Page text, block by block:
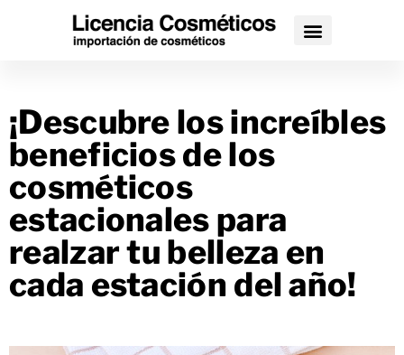
¡Descubre los increíbles
beneficios de los
cosméticos
estacionales para
realzar tu belleza en
cada estación del año!